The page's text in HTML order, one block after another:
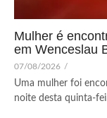
Mulher é
em Wenceslau
07/08/2026 /
Uma mulher foi
noite desta quinta-